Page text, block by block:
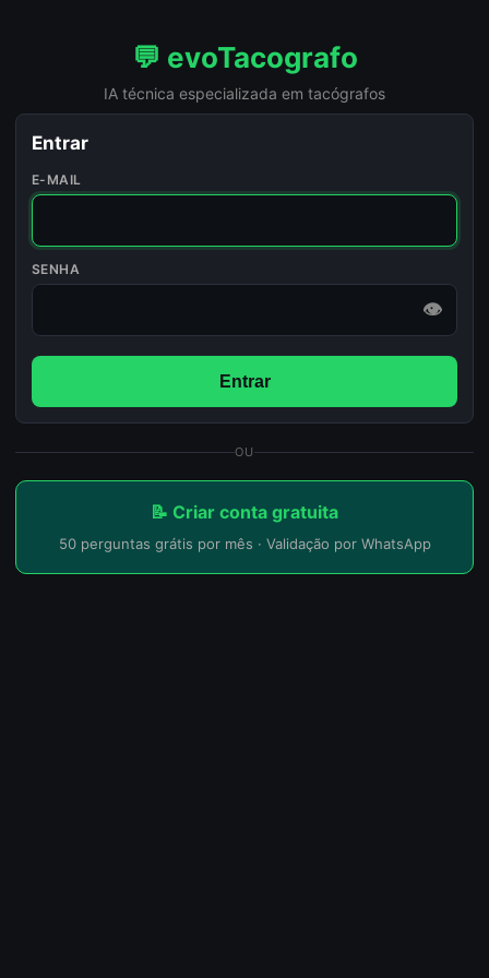
💬 evoTacografo
IA técnica especializada em tacógrafos
Entrar
E-MAIL
SENHA
👁
Entrar
OU
📝 Criar conta gratuita
50 perguntas grátis por mês · Validação por WhatsApp